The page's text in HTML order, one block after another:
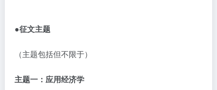
●征文主题
（主题包括但不限于）
主题一：应用经济学